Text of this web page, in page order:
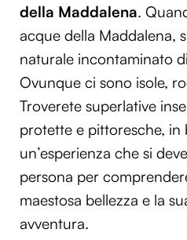
della Maddalena.
acque della Maddalena,
naturale incontaminato
Ovunque ci sono isole,
Troverete superlative
protette e pittoresche, in
un’esperienza che si
persona per
maestosa bellezza e la
avventura.